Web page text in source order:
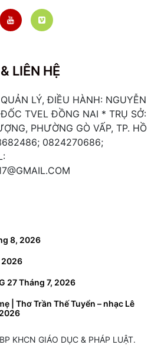
LIÊN HỆ
LÝ, ĐIỀU HÀNH: NGUYỄN
TVEL ĐỒNG NAI * TRỤ SỞ:
PHƯỜNG GÒ VẤP, TP. HỒ
0824270686;
8, 2026
2026
27 Tháng 7, 2026
| Thơ Trần Thế Tuyển – nhạc Lê
KHCN GIÁO DỤC & PHÁP LUẬT.